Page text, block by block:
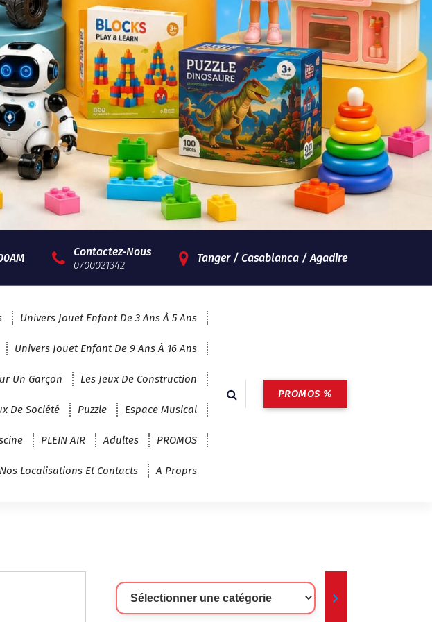
Contactez-Nous
0700021342
Tanger / Casablanca / Agadire
Univers Jouet Enfant De 3 Ans À 5 Ans
Univers Jouet Enfant De 9 Ans À 16 Ans
Un Garçon Les Jeux De Construction
De Société Puzzle Espace Musical
PLEIN AIR Adultes PROMOS
Nos Localisations Et Contacts A Proprs
PROMOS %
Sélectionner
Une